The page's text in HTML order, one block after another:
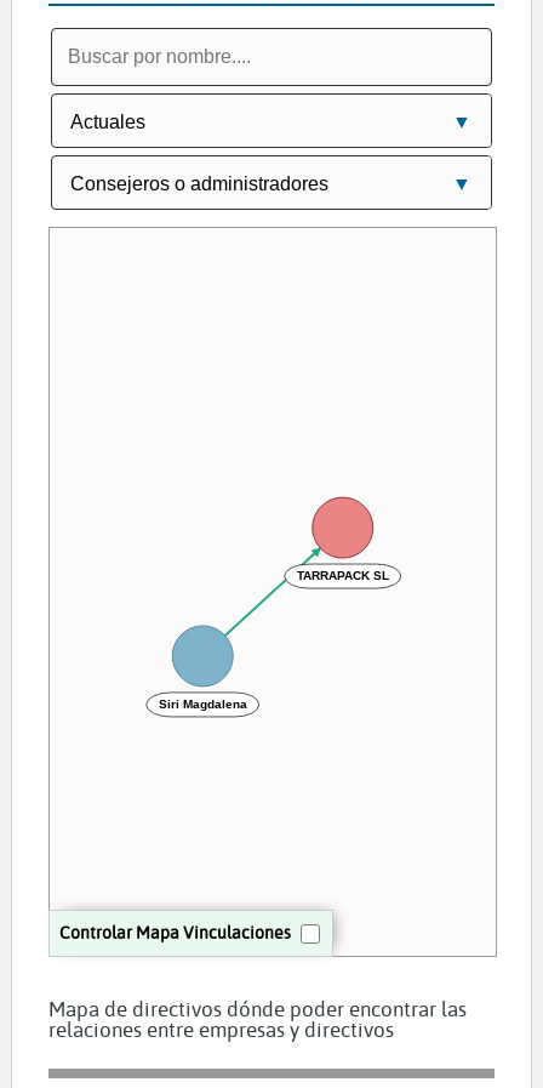
Controlar Mapa Vinculaciones
TARRAPACK SL
Siri Magdalena
Mapa de directivos dónde poder encontrar las
relaciones entre empresas y directivos